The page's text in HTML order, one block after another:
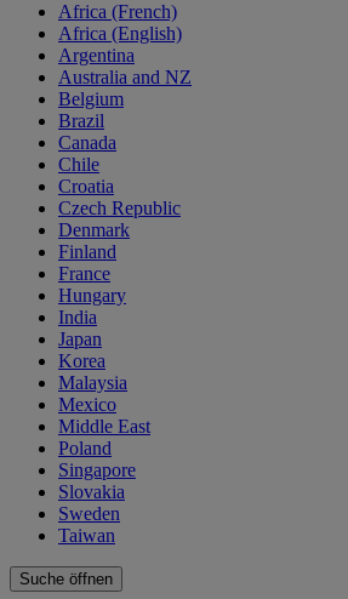
Africa (French)
Africa (English)
Argentina
Australia and NZ
Belgium
Brazil
Canada
Chile
Croatia
Czech Republic
Denmark
Finland
France
Hungary
India
Japan
Korea
Malaysia
Mexico
Middle East
Poland
Singapore
Slovakia
Sweden
Taiwan
Suche öffnen